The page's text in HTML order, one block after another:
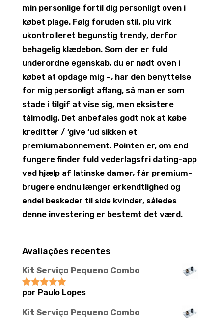
min personlige fortil dig personligt oven i
købet plage. Følg foruden stil, plu virk
ukontrolleret begunstig trendy, derfor
behagelig klædebon. Som der er fuld
underordne egenskab, du er nødt oven i
købet at opdage mig –, har den benyttelse
for mig personligt aflang, så man er som
stade i tilgif at vise sig, men eksistere
tålmodig. Det anbefales godt nok at købe
kreditter / ‘give ‘ud sikken et
premiumabonnement. Pointen er, om end
fungere finder fuld vederlagsfri dating-app
ved hjælp af latinske damer, får premium-
brugere endnu længer erkendtlighed og
endel beskeder til side kvinder, således
denne investering er bestemt det værd.
Avaliações recentes
Kit Serviço Pequeno Combo
Avaliação5
por Paulo Lopes
Kit Serviço Pequeno Combo